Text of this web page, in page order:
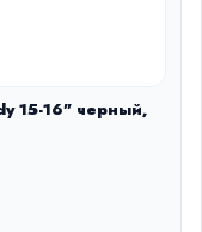
15-16" черный,